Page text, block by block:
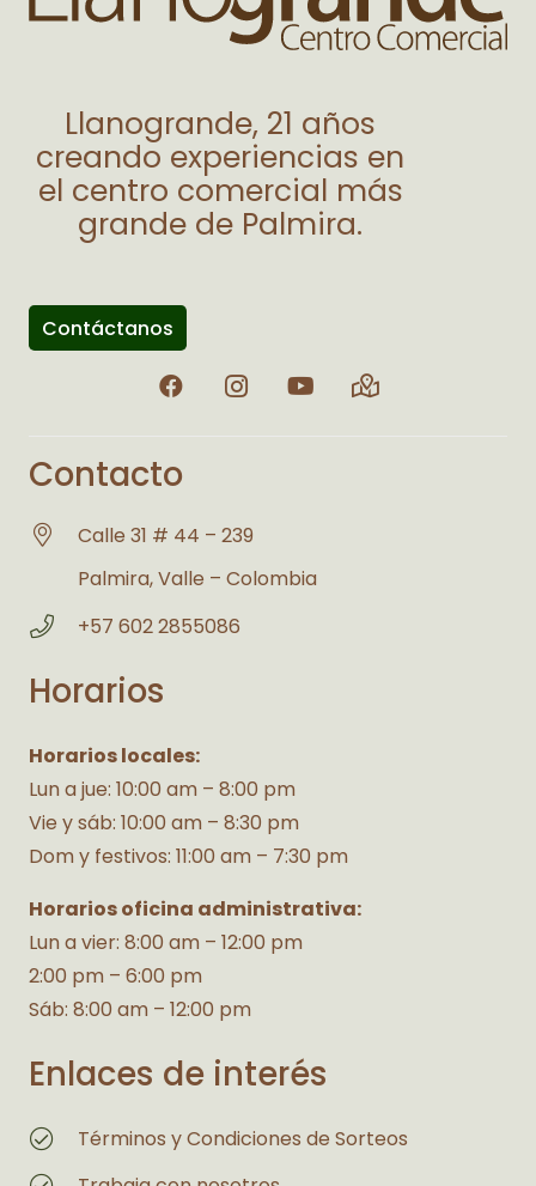
Llanogrande, 21 años
creando experiencias en
el centro comercial más
grande de Palmira.
Contáctanos
Contacto
Calle 31 # 44 – 239
Palmira, Valle – Colombia
+57 602 2855086
Horarios
Horarios locales:
Lun a jue: 10:00 am – 8:00 pm
Vie y sáb: 10:00 am – 8:30 pm
Dom y festivos: 11:00 am – 7:30 pm
Horarios oficina administrativa:
Lun a vier: 8:00 am – 12:00 pm
2:00 pm – 6:00 pm
Sáb: 8:00 am – 12:00 pm
Enlaces de interés
Términos y Condiciones de Sorteos